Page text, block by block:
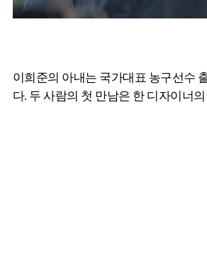
이희준의 아내는 국가대표 농구선수
다. 두 사람의 첫 만남은 한 디자이너